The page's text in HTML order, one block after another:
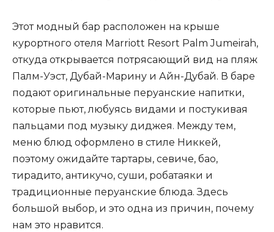
Этот модный бар расположен на крыше
курортного отеля Marriott Resort Palm Jumeirah,
откуда открывается потрясающий вид на пляж
Палм-Уэст, Дубай-Марину и Айн-Дубай. В баре
подают оригинальные перуанские напитки,
которые пьют, любуясь видами и постукивая
пальцами под музыку диджея. Между тем,
меню блюд оформлено в стиле Никкей,
поэтому ожидайте тартары, севиче, бао,
тирадито, антикучо, суши, робатаяки и
традиционные перуанские блюда. Здесь
большой выбор, и это одна из причин, почему
нам это нравится.